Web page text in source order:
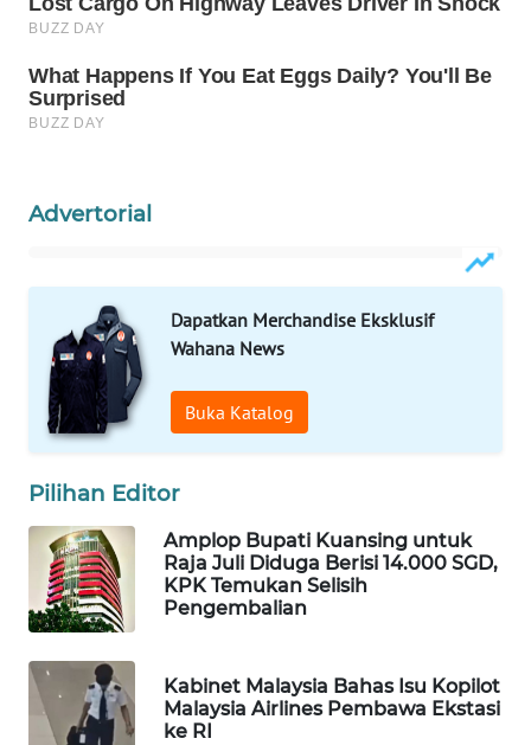
Advertorial
Dapatkan Merchandise Eksklusif
Wahana News
Buka Katalog
Pilihan Editor
Amplop Bupati Kuansing untuk
Raja Juli Diduga Berisi 14.000 SGD,
KPK Temukan Selisih
Pengembalian
Kabinet Malaysia Bahas Isu Kopilot
Malaysia Airlines Pembawa Ekstasi
ke RI
TIMUR
WN
SEMARANG
WN
MADURA
WN
SURABAYA
NATUNA
WN
BINTAN
WN
MANDALIKA